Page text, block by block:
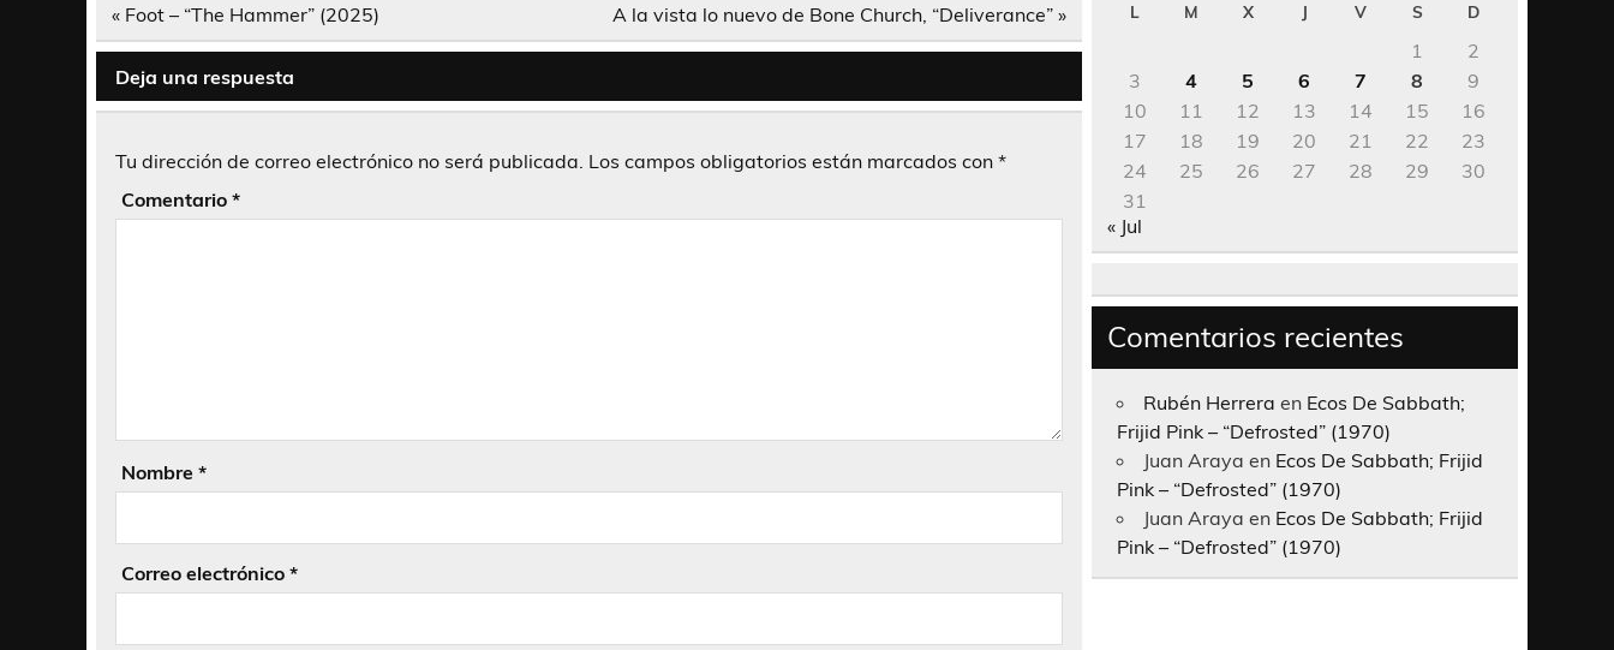
Navegación
entradas
« Foot – “The Hammer” (2025) A la vista lo nuevo de Bone Church, “Deliverance” »
Deja una respuesta
Tu dirección de correo electrónico no será publicada. Los campos obligatorios están marcados con *
Comentario *
Nombre *
Correo electrónico *
L M X J V S D
1
2
3
4 5 6 7 8
9
10
11 12 13 14 15
16
17
18 19 20 21 22
23
24
25 26 27 28 29
30
31
« Jul
Comentarios recientes
Rubén Herrera en Ecos De Sabbath;
Frijid Pink – “Defrosted” (1970)
Juan Araya en Ecos De Sabbath; Frijid
Pink – “Defrosted” (1970)
Juan Araya en Ecos De Sabbath; Frijid
Pink – “Defrosted” (1970)